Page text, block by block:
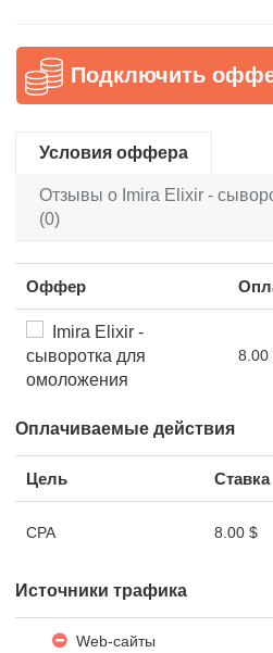
Подключить
Условия оффера
Отзывы о Imira Elixir -
(0)
Оффер
Imira Elixir -
сыворотка для
омоложения
8.00
Оплачиваемые действия
Цель Ставка
CPA 8.00 $
Источники трафика
Web-сайты